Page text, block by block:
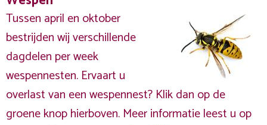
Tussen april en oktober
bestrijden wij verschillende
dagdelen per week
wespennesten. Ervaart u
overlast van een wespennest? Klik dan op de
groene knop hierboven. Meer informatie leest u op